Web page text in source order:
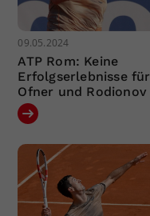
09.05.2024
ATP Rom: Keine
Erfolgserlebnisse für
Ofner und Rodionov